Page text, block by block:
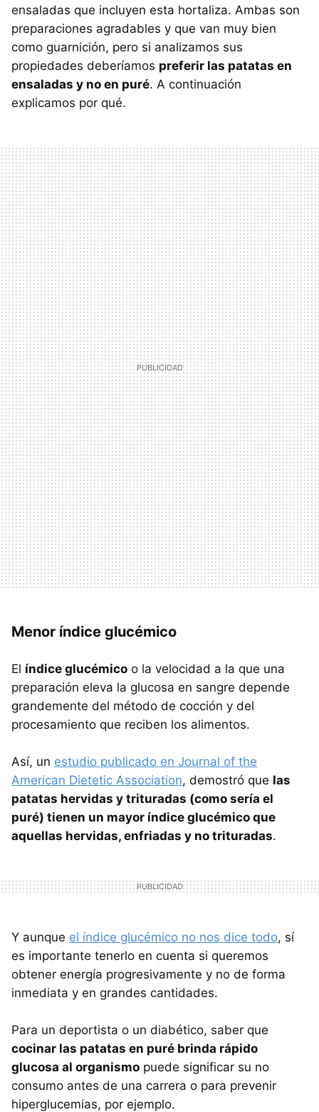
ensaladas que incluyen esta hortaliza. Ambas son
preparaciones agradables y que van muy bien
como guarnición, pero si analizamos sus
propiedades deberíamos preferir las patatas en
ensaladas y no en puré. A continuación
explicamos por qué.
Menor índice glucémico
El índice glucémico o la velocidad a la que una
preparación eleva la glucosa en sangre depende
grandemente del método de cocción y del
procesamiento que reciben los alimentos.
Así, un estudio publicado en Journal of the
American Dietetic Association, demostró que las
patatas hervidas y trituradas (como sería el
puré) tienen un mayor índice glucémico que
aquellas hervidas, enfriadas y no trituradas.
Y aunque el índice glucémico no nos dice todo, sí
es importante tenerlo en cuenta si queremos
obtener energía progresivamente y no de forma
inmediata y en grandes cantidades.
Para un deportista o un diabético, saber que
cocinar las patatas en puré brinda rápido
glucosa al organismo puede significar su no
consumo antes de una carrera o para prevenir
hiperglucemias, por ejemplo.